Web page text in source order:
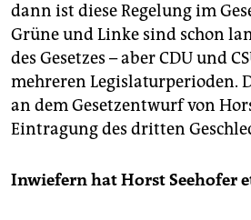
dann ist diese Regelung im
Grüne und Linke sind schon
des Gesetzes – aber CDU und
mehreren Legislaturperioden.
an dem Gesetzentwurf von
Eintragung des dritten
Inwiefern hat Horst Seehofer